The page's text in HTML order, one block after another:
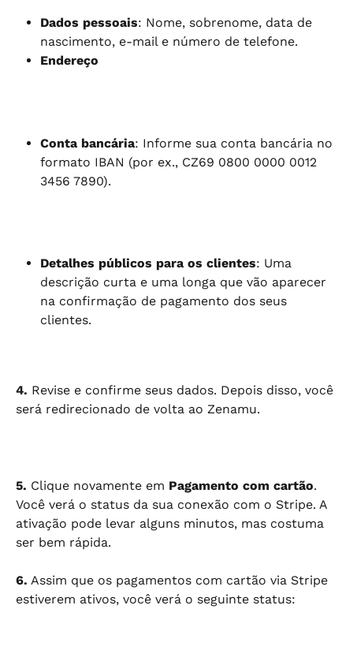
Dados pessoais: Nome, sobrenome, data de
nascimento, e-mail e número de telefone.
Endereço
Conta bancária: Informe sua conta bancária no
formato IBAN (por ex., CZ69 0800 0000 0012
3456 7890).
Detalhes públicos para os clientes: Uma
descrição curta e uma longa que vão aparecer
na confirmação de pagamento dos seus
clientes.
4. Revise e confirme seus dados. Depois disso, você
será redirecionado de volta ao Zenamu.
5. Clique novamente em Pagamento com cartão.
Você verá o status da sua conexão com o Stripe. A
ativação pode levar alguns minutos, mas costuma
ser bem rápida.
6. Assim que os pagamentos com cartão via Stripe
estiverem ativos, você verá o seguinte status: